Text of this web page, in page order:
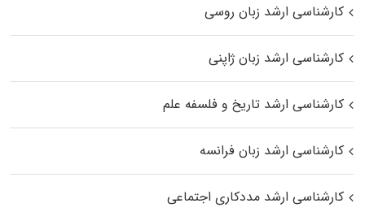
کارشناسی ارشد زبان روسی
کارشناسی ارشد زبان ژاپنی
کارشناسی ارشد تاریخ و فلسفه علم
کارشناسی ارشد زبان فرانسه
کارشناسی ارشد مددکاری اجتماعی